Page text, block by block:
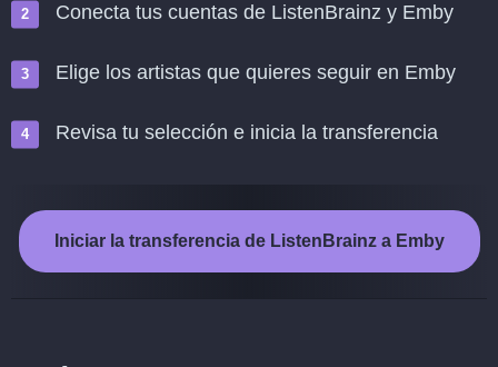
Conecta tus cuentas de ListenBrainz y Emby
Elige los artistas que quieres seguir en Emby
Revisa tu selección e inicia la transferencia
Iniciar la transferencia de ListenBrainz a Emby